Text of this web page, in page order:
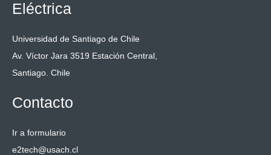
Eléctrica
Universidad de Santiago de Chile
Av. Víctor Jara 3519 Estación Central,
Santiago. Chile
Contacto
Ir a formulario
e2tech@usach.cl